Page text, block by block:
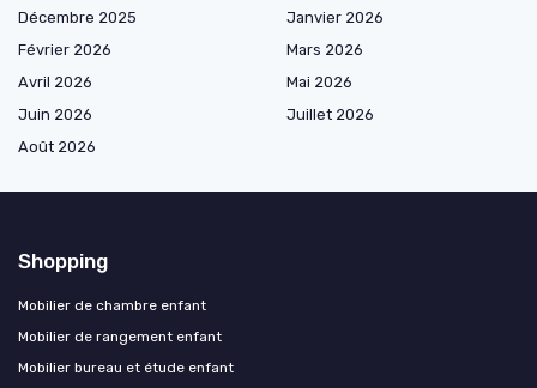
Décembre 2025
Janvier 2026
Février 2026
Mars 2026
Avril 2026
Mai 2026
Juin 2026
Juillet 2026
Août 2026
Shopping
Mobilier de chambre enfant
Mobilier de rangement enfant
Mobilier bureau et étude enfant